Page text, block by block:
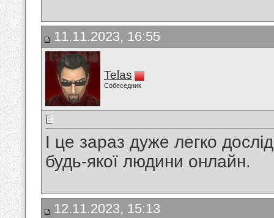
11.11.2023, 16:55
Telas
Собеседник
І це зараз дуже легко
будь-якої людини онлайн.
12.11.2023, 15:13